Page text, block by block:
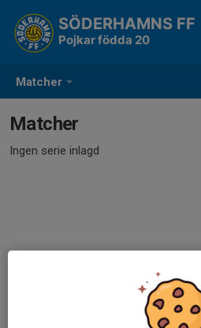
Matcher
SÖDERHAMNS FF
Pojkar födda 20
Matcher
Ingen serie inlagd